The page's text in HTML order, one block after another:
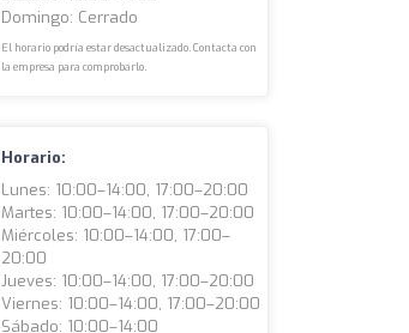
Domingo: Cerrado
El horario podría estar desactualizado. Contacta con
la empresa para comprobarlo.
Horario:
Lunes: 10:00–14:00, 17:00–20:00
Martes: 10:00–14:00, 17:00–20:00
Miércoles: 10:00–14:00, 17:00–
20:00
Jueves: 10:00–14:00, 17:00–20:00
Viernes: 10:00–14:00, 17:00–20:00
Sábado: 10:00–14:00